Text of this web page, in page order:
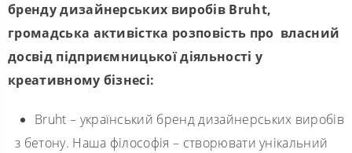
бренду дизайнерських виробів Bruht,
громадська активістка розповість про власний
досвід підприємницької діяльності у
креативному бізнесі:
Bruht – український бренд дизайнерських виробів
з бетону. Наша філософія – створювати унікальний